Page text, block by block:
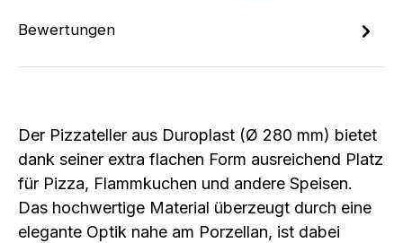
Bewertungen
Der Pizzateller aus Duroplast (Ø 280 mm) bietet
dank seiner extra flachen Form ausreichend Platz
für Pizza, Flammkuchen und andere Speisen.
Das hochwertige Material überzeugt durch eine
elegante Optik nahe am Porzellan, ist dabei